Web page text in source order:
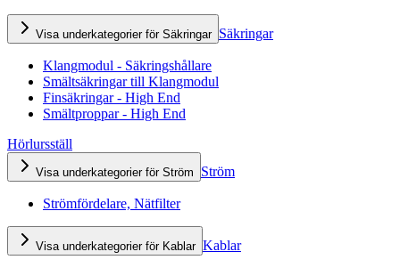
Visa underkategorier för Säkringar Säkringar
Klangmodul - Säkringshållare
Smältsäkringar till Klangmodul
Finsäkringar - High End
Smältproppar - High End
Hörlursställ
Visa underkategorier för Ström Ström
Strömfördelare, Nätfilter
Visa underkategorier för Kablar Kablar